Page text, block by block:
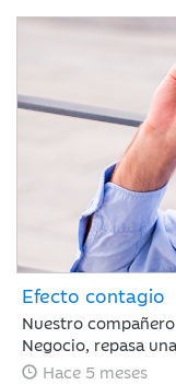
Efecto contagio
Nuestro
Negocio, repasa
tras estar
Hace 5 meses